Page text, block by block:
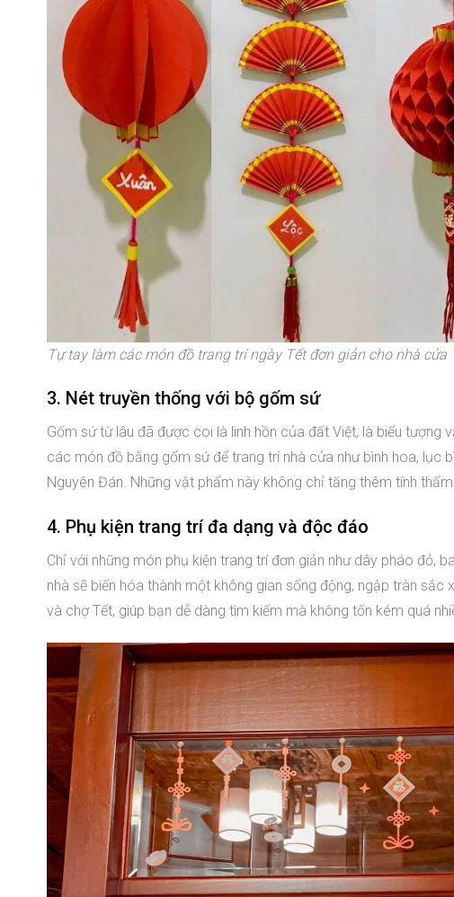
Tự tay làm các món đồ trang trí ngày Tết đơn giản cho nhà cửa
3. Nét truyền thống với bộ gốm sứ
Gốm sứ từ lâu đã được coi là linh hồn của đất Việt, là biểu tượng
các món đồ bằng gốm sứ để trang trí nhà cửa như bình hoa, lục
Nguyên Đán. Những vật phẩm này không chỉ tăng thêm tính
4. Phụ kiện trang trí đa dạng và độc đáo
Chỉ với những món phụ kiện trang trí đơn giản như dây pháo đỏ,
nhà sẽ biến hóa thành một không gian sống động, ngập tràn
và chợ Tết, giúp bạn dễ dàng tìm kiếm mà không tốn kém quá